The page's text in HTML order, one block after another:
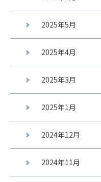
2025年5月
2025年4月
2025年3月
2025年1月
2024年12月
2024年11月